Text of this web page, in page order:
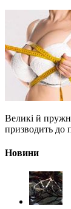
Великі й
призводить до
Новини